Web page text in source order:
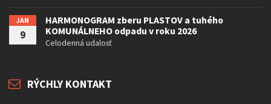
JAN
9
HARMONOGRAM zberu PLASTOV a tuhého
KOMUNÁLNEHO odpadu v roku 2026
Celodenná udalosť
RÝCHLY KONTAKT